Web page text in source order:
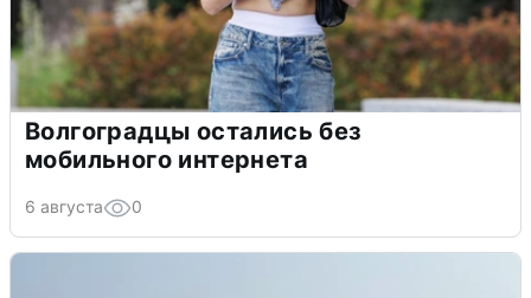
Волгоградцы остались без
мобильного интернета
6 августа 0